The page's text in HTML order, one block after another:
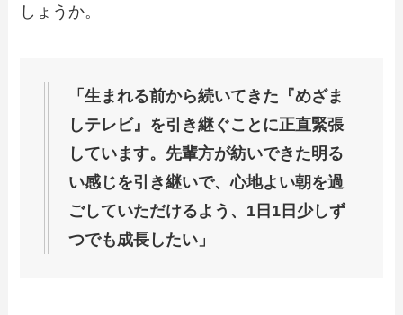
しょうか。
「生まれる前から続いてきた『めざま
しテレビ』を引き継ぐことに正直緊張
しています。先輩方が紡いできた明る
い感じを引き継いで、心地よい朝を過
ごしていただけるよう、1日1日少しず
つでも成長したい」